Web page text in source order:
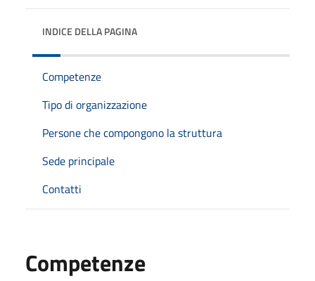
INDICE DELLA PAGINA
Competenze
Tipo di organizzazione
Persone che compongono la struttura
Sede principale
Contatti
Competenze